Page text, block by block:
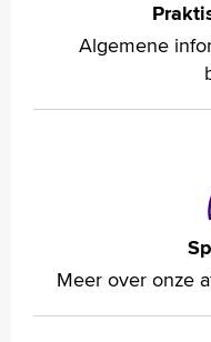
Algemene
Meer over onze